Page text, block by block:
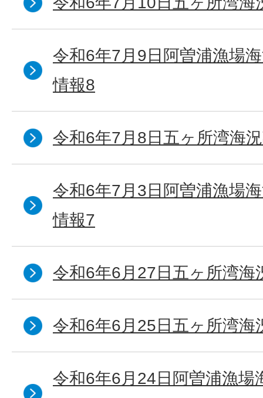
令和6年7月9日阿曽浦漁場
情報8
令和6年7月8日五ヶ所湾海
令和6年7月3日阿曽浦漁場
情報7
令和6年6月27日五ヶ所湾海
令和6年6月25日五ヶ所湾海
令和6年6月24日阿曽浦漁場